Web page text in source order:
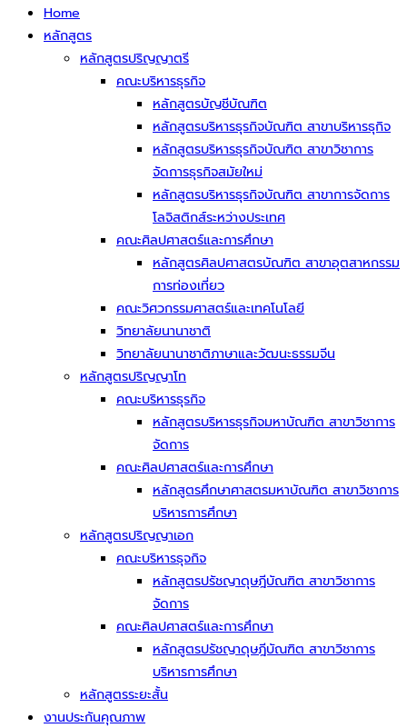
Home
หลักสูตร
หลักสูตรปริญญาตรี
คณะบริหารธุรกิจ
หลักสูตรบัญชีบัณฑิต
หลักสูตรบริหารธุรกิจบัณฑิต สาขาบริหารธุกิจ
หลักสูตรบริหารธุรกิจบัณฑิต สาขาวิชาการ
จัดการธุรกิจสมัยใหม่
หลักสูตรบริหารธุรกิจบัณฑิต สาขาการจัดการ
โลจิสติกส์ระหว่างประเทศ
คณะศิลปศาสตร์และการศึกษา
หลักสูตรศิลปศาสตรบัณฑิต สาขาอุตสาหกรรม
การท่องเที่ยว
คณะวิศวกรรมศาสตร์และเทคโนโลยี
วิทยาลัยนานาชาติ
วิทยาลัยนานาชาติภาษาและวัฒนะธรรมจีน
หลักสูตรปริญญาโท
คณะบริหารธุรกิจ
หลักสูตรบริหารธุรกิจมหาบัณฑิต สาขาวิชาการ
จัดการ
คณะศิลปศาสตร์และการศึกษา
หลักสูตรศึกษาศาสตรมหาบัณฑิต สาขาวิชาการ
บริหารการศึกษา
หลักสูตรปริญญาเอก
คณะบริหารธุจกิจ
หลักสูตรปรัชญาดุษฎีบัณฑิต สาขาวิชาการ
จัดการ
คณะศิลปศาสตร์และการศึกษา
หลักสูตรปรัชญาดุษฎีบัณฑิต สาขาวิชาการ
บริหารการศึกษา
หลักสูตรระยะสั้น
งานประกันคุณภาพ